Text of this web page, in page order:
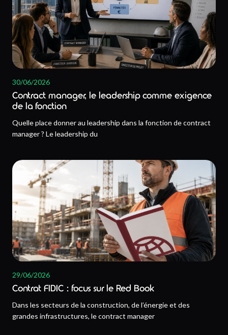
30/06/2026
Contract manager, le leadership comme exigence
de la fonction
Quelle place donner au leadership dans la fonction de contract
manager ? Le leadership du
29/06/2026
Contrat FIDIC : focus sur le Red Book
Dans les secteurs de la construction, de l’énergie et des
grandes infrastructures, le contract manager